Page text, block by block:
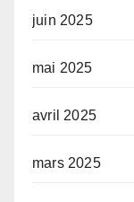
juin 2025
mai 2025
avril 2025
mars 2025